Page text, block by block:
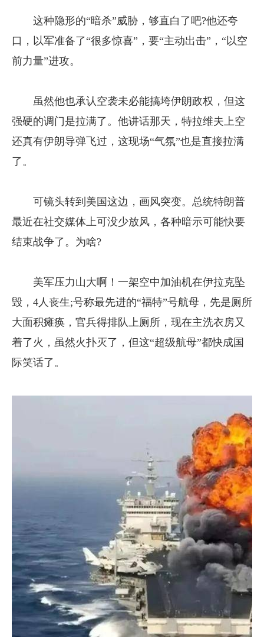
这种隐形的“暗杀”威胁，够直白了吧?他还夸
口，以军准备了“很多惊喜”，要“主动出击”，“以空
前力量”进攻。
虽然他也承认空袭未必能搞垮伊朗政权，但这
强硬的调门是拉满了。他讲话那天，特拉维夫上空
还真有伊朗导弹飞过，这现场“气氛”也是直接拉满
了。
可镜头转到美国这边，画风突变。总统特朗普
最近在社交媒体上可没少放风，各种暗示可能快要
结束战争了。为啥?
美军压力山大啊！一架空中加油机在伊拉克坠
毁，4人丧生;号称最先进的“福特”号航母，先是厕所
大面积瘫痪，官兵得排队上厕所，现在主洗衣房又
着了火，虽然火扑灭了，但这“超级航母”都快成国
际笑话了。